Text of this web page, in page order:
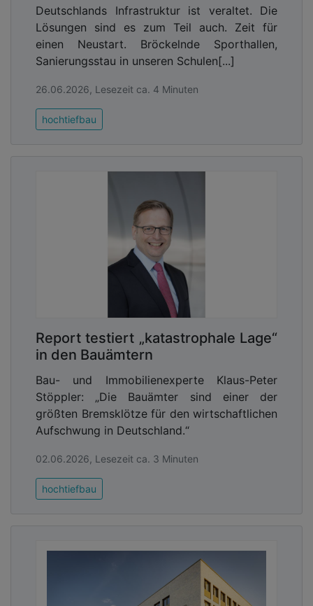
Deutschlands Infrastruktur ist veraltet. Die
Lösungen sind es zum Teil auch. Zeit für
einen Neustart. Bröckelnde Sporthallen,
Sanierungsstau in unseren Schulen[...]
26.06.2026, Lesezeit ca. 4 Minuten
hochtiefbau
Report testiert „katastrophale Lage“
in den Bauämtern
Bau- und Immobilienexperte Klaus-Peter
Stöppler: „Die Bauämter sind einer der
größten Bremsklötze für den wirtschaftlichen
Aufschwung in Deutschland.“
02.06.2026, Lesezeit ca. 3 Minuten
hochtiefbau